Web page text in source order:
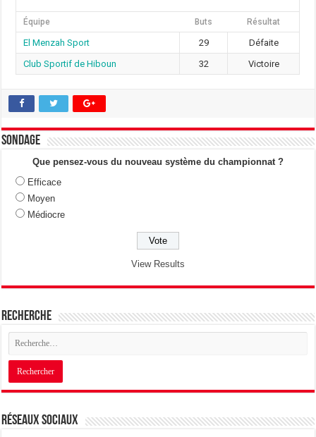
Équipe Buts Résultat
El Menzah Sport 29
Défaite
Club Sportif de Hiboun
32 Victoire
Sondage
Que pensez-vous du nouveau système du championnat ?
Efficace
Moyen
Médiocre
View Results
Recherche
Réseaux sociaux